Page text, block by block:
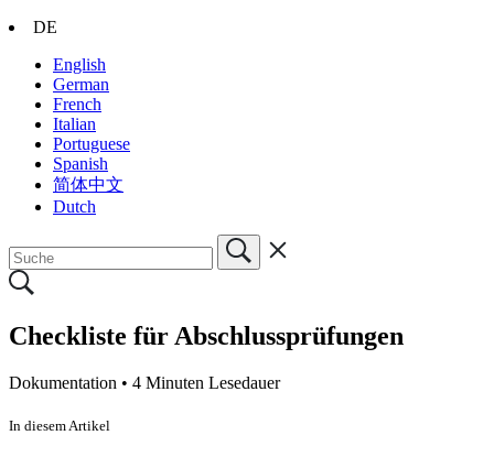
DE
English
German
French
Italian
Portuguese
Spanish
简体中文
Dutch
Checkliste für Abschlussprüfungen
Dokumentation • 4 Minuten Lesedauer
In diesem Artikel